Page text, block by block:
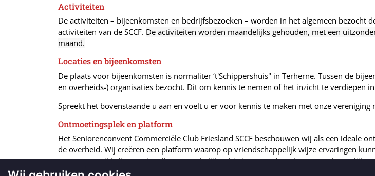
Activiteiten
De activiteiten – bijeenkomsten en bedrijfsbezoeken – worden in het algemeen bezocht
activiteiten van de SCCF. De activiteiten worden maandelijks gehouden, met een
maand.
Locaties en bijeenkomsten
De plaats voor bijeenkomsten is normaliter ‘t'Schippershuis" in Terherne. Tussen de
en overheids-) organisaties bezocht. Dit om kennis te nemen of het inzicht te verdiepen
Spreekt het bovenstaande u aan en voelt u er voor kennis te maken met onze vereniging
Ontmoetingsplek en platform
Het Seniorenconvent Commerciële Club Friesland SCCF beschouwen wij als een
de overheid. Wij creëren een platform waarop op vriendschappelijk wijze ervaringen
recente ontwikkelingen niet alleen op zakelijk gebied maar ook op het maatschappelijk